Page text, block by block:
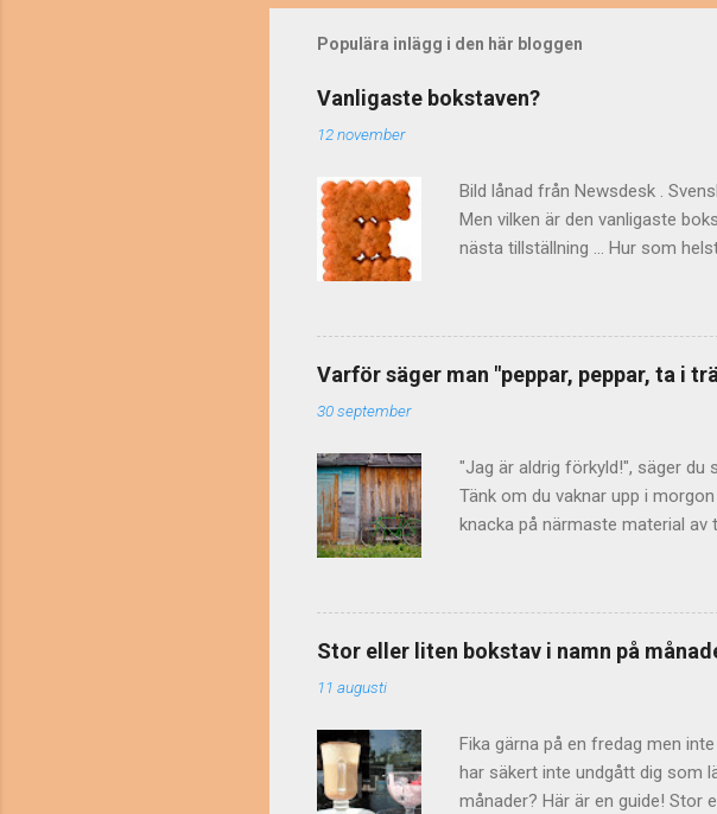
Populära inlägg i den här bloggen
Vanligaste bokstaven?
12 november
Bild lånad från Newsdesk .
Men vilken är den vanligaste
nästa tillställning ... Hur som
bokstävernas relativa
1965. Resultatet publicerades
att versaler och gemener
separata enheter. Vad det här
Varför säger man "peppar, peppar, ta i
30 september
"Jag är aldrig förkyld!", säger du
Tänk om du vaknar upp i
knacka på närmaste material av
avskräckande kryddor på sin
ju människan föreställt sig att
Genom att utföra olika riter vill
peppar? "Dra dit pepparn
Stor eller liten bokstav i namn på
11 augusti
Fika gärna på en fredag men
har säkert inte undgått dig som
månader? Här är en guide! Stor